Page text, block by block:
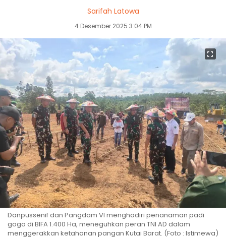
Sarifah Latowa
4 Desember 2025 3:04 PM
Danpussenif dan Pangdam VI menghadiri penanaman padi
gogo di BIFA 1.400 Ha, meneguhkan peran TNI AD dalam
menggerakkan ketahanan pangan Kutai Barat. (Foto : Istimewa)